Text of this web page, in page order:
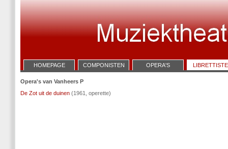
HOMEPAGE COMPONISTEN OPERA'S
Opera's van Vanheers P
De Zot uit de duinen (1961, operette)